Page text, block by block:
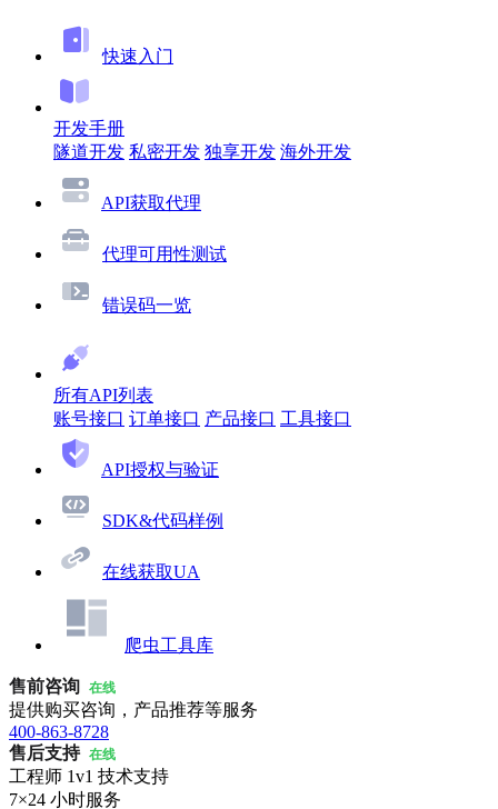
快速入门
开发手册
隧道开发 私密开发 独享开发 海外开发
API获取代理
代理可用性测试
错误码一览
所有API列表
账号接口 订单接口 产品接口 工具接口
API授权与验证
SDK&代码样例
在线获取UA
爬虫工具库
售前咨询 在线
提供购买咨询，产品推荐等服务
400-863-8728
售后支持 在线
工程师 1v1 技术支持
7×24 小时服务